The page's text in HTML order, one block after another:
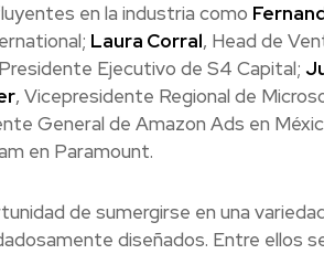
en la industria como
Laura Corral, Head de
Ejecutivo de S4 Capital;
, Vicepresidente Regional de
General de Amazon Ads en
en Paramount.
de sumergirse en una
diseñados. Entre ellos